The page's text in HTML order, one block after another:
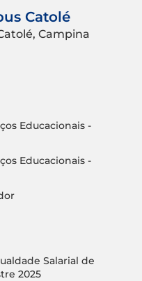
Catolé
Campina
Educacionais -
Educacionais -
Salarial de
2025